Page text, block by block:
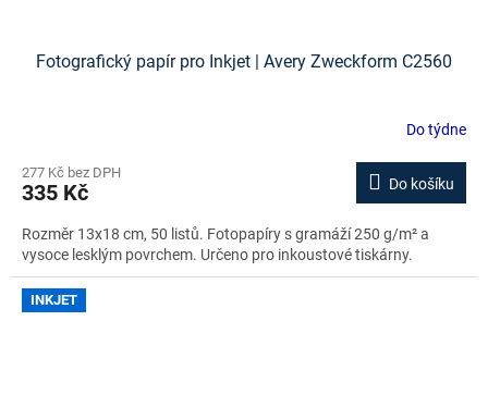
Fotografický papír pro Inkjet | Avery Zweckform C2560
Do týdne
277 Kč bez DPH
335 Kč Do košíku
Rozměr 13x18 cm, 50 listů. Fotopapíry s gramáží 250 g/m² a
vysoce lesklým povrchem. Určeno pro inkoustové tiskárny.
INKJET